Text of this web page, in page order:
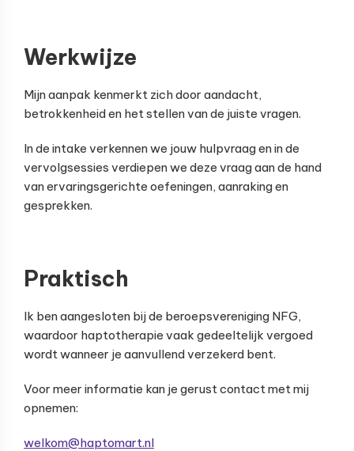
Werkwijze
Mijn aanpak kenmerkt zich door aandacht,
betrokkenheid en het stellen van de juiste vragen.
In de intake verkennen we jouw hulpvraag en in de
vervolgsessies verdiepen we deze vraag aan de hand
van ervaringsgerichte oefeningen, aanraking en
gesprekken.
Praktisch
Ik ben aangesloten bij de beroepsvereniging NFG,
waardoor haptotherapie vaak gedeeltelijk vergoed
wordt wanneer je aanvullend verzekerd bent.
Voor meer informatie kan je gerust contact met mij
opnemen:
welkom@haptomart.nl